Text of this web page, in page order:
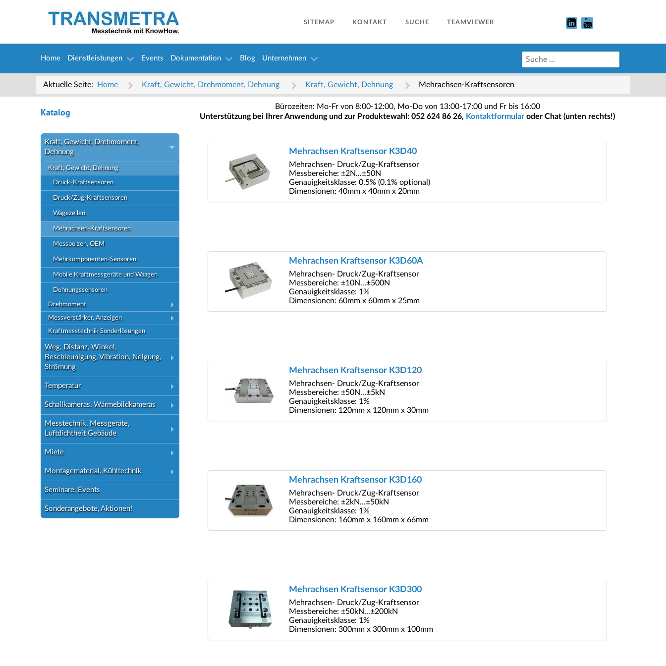
SITEMAP KONTAKT SUCHE TEAMVIEWER
Home Dienstleistungen Events Dokumentation Blog Unternehmen
Aktuelle Seite: Home Kraft, Gewicht, Drehmoment, Dehnung Kraft, Gewicht, Dehnung Mehrachsen-Kraftsensoren
Katalog
Kraft, Gewicht, Drehmoment,
Dehnung
Kraft, Gewicht, Dehnung
Druck-Kraftsensoren
Druck/Zug-Kraftsensoren
Wägezellen
Mehrachsen-Kraftsensoren
Messbolzen, OEM
Mehrkomponenten-Sensoren
Mobile Kraftmessgeräte und Waagen
Dehnungssensoren
Drehmoment
Messverstärker, Anzeigen
Kraftmesstechnik Sonderlösungen
Weg, Distanz, Winkel,
Beschleunigung, Vibration, Neigung,
Strömung
Temperatur
Schallkameras, Wärmebildkameras
Messtechnik, Messgeräte,
Luftdichtheit Gebäude
Miete
Montagematerial, Kühltechnik
Seminare, Events
Sonderangebote, Aktionen!
Bürozeiten: Mo-Fr von 8:00-12:00, Mo-Do von 13:00-17:00 und Fr bis 16:00
Unterstützung bei Ihrer Anwendung und zur Produktewahl: 052 624 86 26, Kontaktformular oder Chat (unten rechts!)
Mehrachsen Kraftsensor K3D40
Mehrachsen- Druck/Zug-Kraftsensor
Messbereiche: ±2N...±50N
Genauigkeitsklasse: 0.5% (0.1% optional)
Dimensionen: 40mm x 40mm x 20mm
Mehrachsen Kraftsensor K3D60A
Mehrachsen- Druck/Zug-Kraftsensor
Messbereiche: ±10N...±500N
Genauigkeitsklasse: 1%
Dimensionen: 60mm x 60mm x 25mm
Mehrachsen Kraftsensor K3D120
Mehrachsen- Druck/Zug-Kraftsensor
Messbereiche: ±50N...±5kN
Genauigkeitsklasse: 1%
Dimensionen: 120mm x 120mm x 30mm
Mehrachsen Kraftsensor K3D160
Mehrachsen- Druck/Zug-Kraftsensor
Messbereiche: ±2kN...±50kN
Genauigkeitsklasse: 1%
Dimensionen: 160mm x 160mm x 66mm
Mehrachsen Kraftsensor K3D300
Mehrachsen- Druck/Zug-Kraftsensor
Messbereiche: ±50kN...±200kN
Genauigkeitsklasse: 1%
Dimensionen: 300mm x 300mm x 100mm